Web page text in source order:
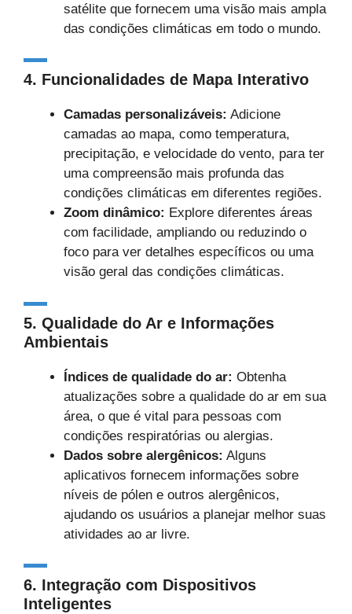
satélite que fornecem uma visão mais ampla
das condições climáticas em todo o mundo.
4. Funcionalidades de Mapa Interativo
Camadas personalizáveis: Adicione
camadas ao mapa, como temperatura,
precipitação, e velocidade do vento, para ter
uma compreensão mais profunda das
condições climáticas em diferentes regiões.
Zoom dinâmico: Explore diferentes áreas
com facilidade, ampliando ou reduzindo o
foco para ver detalhes específicos ou uma
visão geral das condições climáticas.
5. Qualidade do Ar e Informações
Ambientais
Índices de qualidade do ar: Obtenha
atualizações sobre a qualidade do ar em sua
área, o que é vital para pessoas com
condições respiratórias ou alergias.
Dados sobre alergênicos: Alguns
aplicativos fornecem informações sobre
níveis de pólen e outros alergênicos,
ajudando os usuários a planejar melhor suas
atividades ao ar livre.
6. Integração com Dispositivos
Inteligentes